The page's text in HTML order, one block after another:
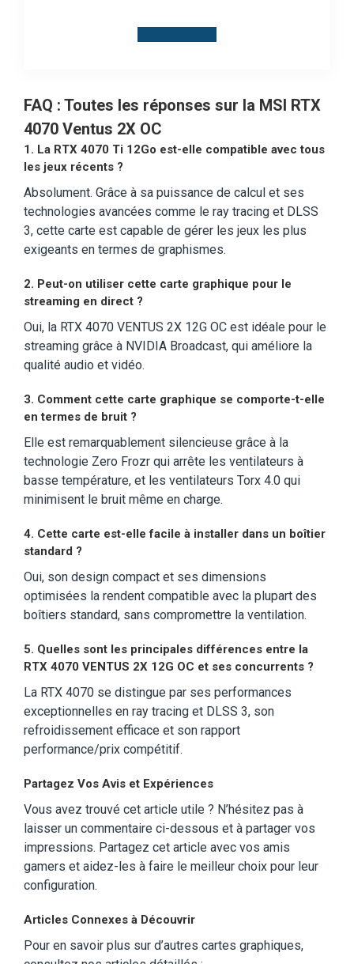
FAQ : Toutes les réponses sur la MSI RTX
4070 Ventus 2X OC
1. La RTX 4070 Ti 12Go est-elle compatible avec tous
les jeux récents ?
Absolument. Grâce à sa puissance de calcul et ses
technologies avancées comme le ray tracing et DLSS
3, cette carte est capable de gérer les jeux les plus
exigeants en termes de graphismes.
2. Peut-on utiliser cette carte graphique pour le
streaming en direct ?
Oui, la RTX 4070 VENTUS 2X 12G OC est idéale pour le
streaming grâce à NVIDIA Broadcast, qui améliore la
qualité audio et vidéo.
3. Comment cette carte graphique se comporte-t-elle
en termes de bruit ?
Elle est remarquablement silencieuse grâce à la
technologie Zero Frozr qui arrête les ventilateurs à
basse température, et les ventilateurs Torx 4.0 qui
minimisent le bruit même en charge.
4. Cette carte est-elle facile à installer dans un boîtier
standard ?
Oui, son design compact et ses dimensions
optimisées la rendent compatible avec la plupart des
boîtiers standard, sans compromettre la ventilation.
5. Quelles sont les principales différences entre la
RTX 4070 VENTUS 2X 12G OC et ses concurrents ?
La RTX 4070 se distingue par ses performances
exceptionnelles en ray tracing et DLSS 3, son
refroidissement efficace et son rapport
performance/prix compétitif.
Partagez Vos Avis et Expériences
Vous avez trouvé cet article utile ? N’hésitez pas à
laisser un commentaire ci-dessous et à partager vos
impressions. Partagez cet article avec vos amis
gamers et aidez-les à faire le meilleur choix pour leur
configuration.
Articles Connexes à Découvrir
Pour en savoir plus sur d’autres cartes graphiques,